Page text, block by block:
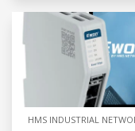
HMS INDUSTRIAL